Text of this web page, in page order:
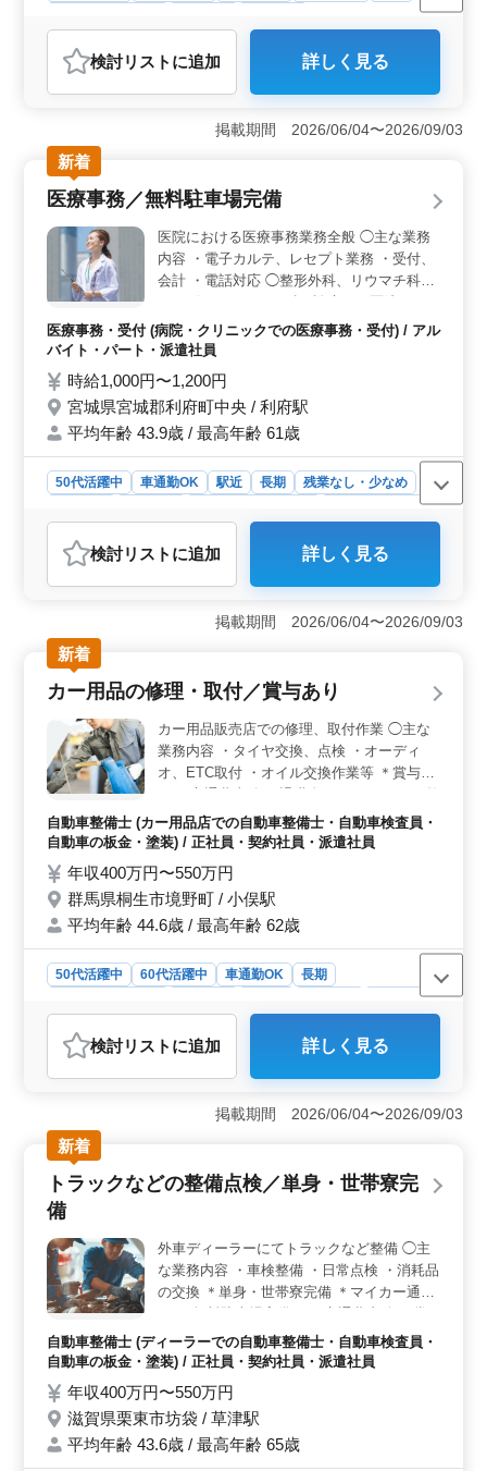
自動車整備士
おすすめポイント
＜完全週休2日制で働きやすい環境＞ 完全週休2日制で
しっかり休みを確保でき、プライベートとの両立がしや
すい環境です。残業なしのため、生活リズムを整えなが
ら無理なく勤務でき、長期的に続けやすい職場で
す。 ＜整備経験を活かせる業務内容＞ 電動三輪バ
イクの整備、車検対応、動作確認、修理診断を担当しま
す。これまでの修理や整備経験を活かして、電動車両の
分野で技術を発揮しながら活躍できます。 ＜車通勤
＋待遇充実で安心＞ 車通勤が可能で通勤負担を抑えら
れる環境です。交通費支給や社会保険完備など福利厚生
も整っており、安定した条件のもとで安心して長く働け
る職場です。
検討リスト に追加 詳しく見る
掲載期間 2026/06/04〜2026/09/03
新着
医療事務／無料駐車場完備
医院における医療事務業務全般 ◯主な業務
内容 ・電子カルテ、レセプト業務 ・受付、
会計 ・電話対応 ◯整形外科、リウマチ科、
リハビリテ－ション科を診療する医院です。
＊マイカー通勤OK（無料駐車場完備） ＊駅
チカ ＊交通費支給 ＊賞与あり 診療報酬請求
ぜひこれまでの積み重ねを発揮してくださ
い！
医療事務・受付 (病院・クリニックでの医療事務・受付) / アル
バイト・パート・派遣社員
時給1,000円〜1,200円
宮城県宮城郡利府町中央 / 利府駅
平均年齢 43.9歳 / 最高年齢 61歳
50代活躍中 車通勤OK 駅近 長期
残業なし・少なめ
医療事務・受付
おすすめポイント
＜無料駐車場完備で通勤便利＞ 無料駐車場を完備して
おり、車通勤で通いやすく通勤負担を抑えられる環境で
す。 ＜医療事務経験を活かせる業務内容＞ 医院に
て電子カルテ、レセプト業務、受付、会計、電話対応を
担当します。診療報酬請求経験を活かして、整形外科・
リウマチ科・リハビリ科の医療事務として活躍できま
保険完備など待遇面も整っています。福利厚生が充実し
た環境で、経験を活かしながら安心して長く働ける職場
です。
検討リスト に追加 詳しく見る
掲載期間 2026/06/04〜2026/09/03
新着
カー用品の修理・取付／賞与あり
カー用品販売店での修理、取付作業 ◯主な
業務内容 ・タイヤ交換、点検 ・オーディ
オ、ETC取付 ・オイル交換作業等 ＊賞与あ
備経験を活かせます。 幅広い作業をこなせ
るベテランさんを募集します。
自動車整備士 (カー用品店での自動車整備士・自動車検査員・
自動車の板金・塗装) / 正社員・契約社員・派遣社員
年収400万円〜550万円
群馬県桐生市境野町 / 小俣駅
平均年齢 44.6歳 / 最高年齢 62歳
50代活躍中 60代活躍中 車通勤OK
長期
派遣社員
おすすめポイント
＜残業少なめで働きやすい環境＞ 残業少なめで業務後
の時間も確保しやすく、無理なく働きやすい環境です。
長期勤務を続けやすい勤務体制で、安定した生活リズム
を整えながら仕事に取り組めます。 ＜整備経験を活
かせる業務内容＞ カー用品販売店でタイヤ交換、点
検、オーディオ・ETC取付、オイル交換作業などを担当
します。これまでの整備経験や資格を活かして、幅広い
＜車通勤＋待遇充実で安心＞ 車通勤が可能で通勤負担
を抑えられる環境です。交通費支給や賞与、社会保険完
備に加えて退職金制度もあり、福利厚生が整った環境で
安心して長く働ける職場です。
検討リスト に追加 詳しく見る
掲載期間 2026/06/04〜2026/09/03
新着
トラックなどの整備点検／単身・世帯寮完
備
外車ディーラーにてトラックなど整備 ◯主
な業務内容 ・車検整備 ・日常点検 ・消耗品
の交換 ＊単身・世帯寮完備 ＊マイカー通勤
与あり 大型トラックまで整備できる凄腕メ
カニックを募集します。 ぜひそのお力を当
自動車整備士 (ディーラーでの自動車整備士・自動車検査員・
自動車の板金・塗装) / 正社員・契約社員・派遣社員
年収400万円〜550万円
滋賀県栗東市坊袋 / 草津駅
平均年齢 43.6歳 / 最高年齢 65歳